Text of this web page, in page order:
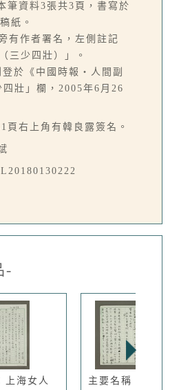
筆資料3張共3頁，書寫於
紙。
有作者署名，左側註記
三少四壯）」。
於《中國時報‧人間副
四壯」欄，2005年6月26
頁右上角有韓良露簽名。
-
上海女人 主要名稱：台北孔雀